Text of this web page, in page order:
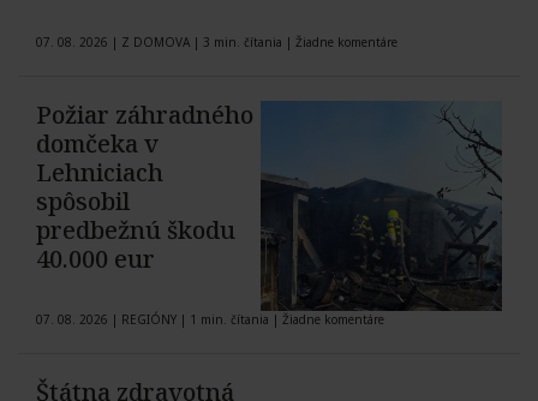
07. 08. 2026 | Z DOMOVA | 3 min. čítania | Žiadne komentáre
Požiar záhradného
domčeka v
Lehniciach
spôsobil
predbežnú škodu
40.000 eur
07. 08. 2026 | REGIÓNY | 1 min. čítania | Žiadne komentáre
Štátna zdravotná